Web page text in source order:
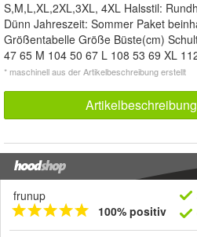
S,M,L,XL,2XL,3XL, 4XL Halsstil:
Dünn Jahreszeit: Sommer Paket
Größentabelle Größe Büste(cm)
47 65 M 104 50 67 L 108 53 69 XL
* maschinell aus der Artikelbeschreibung erstellt
frunup
100% positiv